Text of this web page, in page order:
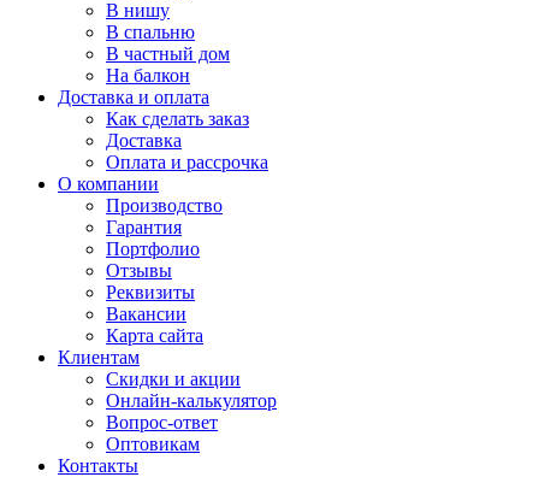
В нишу
В спальню
В частный дом
На балкон
Доставка и оплата
Как сделать заказ
Доставка
Оплата и рассрочка
О компании
Производство
Гарантия
Портфолио
Отзывы
Реквизиты
Вакансии
Карта сайта
Клиентам
Скидки и акции
Онлайн-калькулятор
Вопрос-ответ
Оптовикам
Контакты